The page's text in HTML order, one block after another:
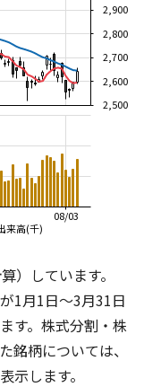
来高(千)
08/03
2,500
2,600
2,700
2,800
2,900
2,500
3,000
2,000
2,500
3,000
）しています。
1月1日～3月31日
す。株式分割・株
銘柄については、
示します。